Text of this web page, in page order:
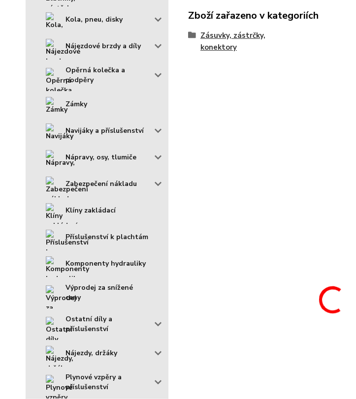
Kola, pneu, disky
Nájezdové brzdy a díly
Opěrná kolečka a
podpěry
Zámky
Navijáky a příslušenství
Nápravy, osy, tlumiče
Zabezpečení nákladu
Klíny zakládací
Příslušenství k plachtám
Komponenty hydrauliky
Výprodej za snížené
ceny
Ostatní díly a
příslušenství
Nájezdy, držáky
Plynové vzpěry a
příslušenství
Zboží zařazeno v kategoriích
Zásuvky, zástrčky,
konektory